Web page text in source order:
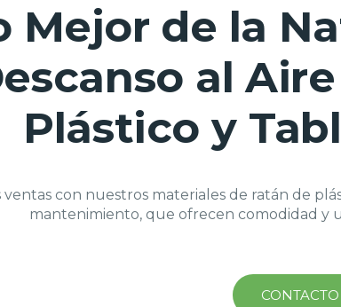
Mejor de la
al
Plástico y
ventas con nuestros materiales de ratán de
mantenimiento, que ofrecen comodidad y